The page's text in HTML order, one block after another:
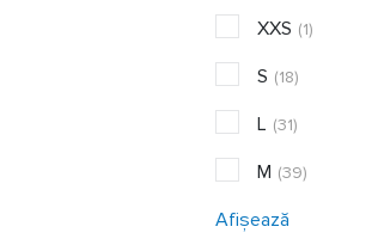
XXS (1)
S (18)
L (31)
M (39)
Afișează